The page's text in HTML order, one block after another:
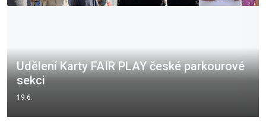
Udělení Karty FAIR PLAY české parkourové
sekci
19.6.